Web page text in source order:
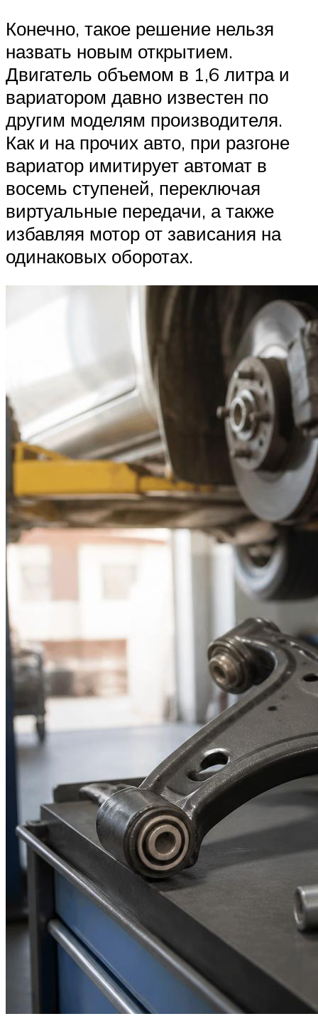
Конечно, такое решение нельзя
назвать новым открытием.
Двигатель объемом в 1,6 литра и
вариатором давно известен по
другим моделям производителя.
Как и на прочих авто, при разгоне
вариатор имитирует автомат в
восемь ступеней, переключая
виртуальные передачи, а также
избавляя мотор от зависания на
одинаковых оборотах.